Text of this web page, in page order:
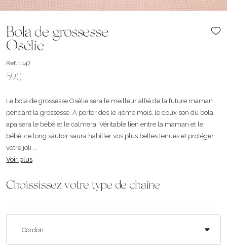
Bola de grossesse
Osélie
Ref. : 147
59€
Le bola de grossesse Osélie sera le meilleur allié de la future maman
pendant la grossesse. A porter dès le 4ème mois, le doux son du bola
apaisera le bébé et le calmera. Véritable lien entre la maman et le
bébé, ce long sautoir saura habiller vos plus belles tenues et protéger
votre joli ...
Voir plus
Choississez votre type de chaîne